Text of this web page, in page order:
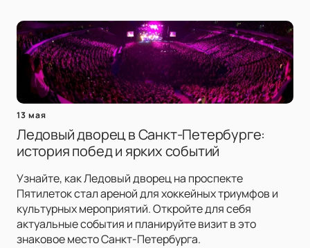
13 мая
Ледовый дворец в Санкт-Петербурге:
история побед и ярких событий
Узнайте, как Ледовый дворец на проспекте
Пятилеток стал ареной для хоккейных триумфов и
культурных мероприятий. Откройте для себя
актуальные события и планируйте визит в это
знаковое место Санкт-Петербурга.